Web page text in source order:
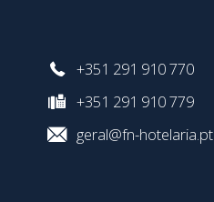
+351 291 910 770
+351 291 910 779
geral@fn-hotelaria.pt